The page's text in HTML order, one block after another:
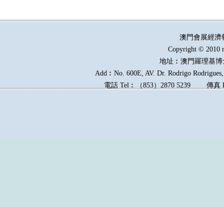
澳門會展經
Copyright © 2010
地址︰澳門羅理基
Add︰No. 600E, AV. Dr. Rodrigo
電話 Tel︰（853）2870 5239傳真